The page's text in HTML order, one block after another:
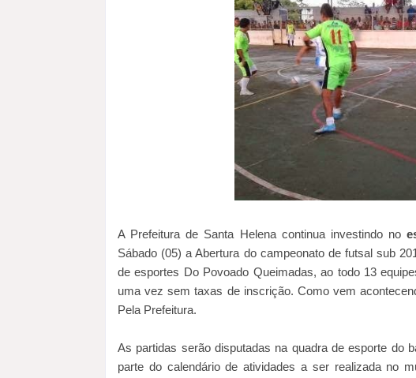
A Prefeitura de Santa Helena continua investindo no
Sábado (05) a Abertura do campeonato de futsal sub
de esportes Do Povoado Queimadas, ao todo 13
uma vez sem taxas de inscrição. Como vem
Pela Prefeitura.
As partidas serão disputadas na quadra de esporte do
parte do calendário de atividades a ser realizada no